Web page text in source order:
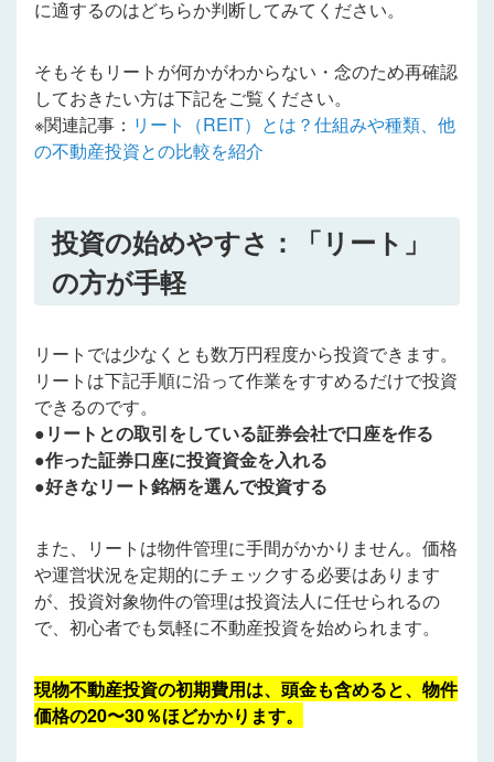
に適するのはどちらか判断してみてください。
そもそもリートが何かがわからない・念のため再確認
しておきたい方は下記をご覧ください。
※関連記事： リート（REIT）とは？仕組みや種類、他
の不動産投資との比較を紹介
投資の始めやすさ：「リート」
の方が手軽
リートでは少なくとも数万円程度から投資できます。
リートは下記手順に沿って作業をすすめるだけで投資
できるのです。
●リートとの取引をしている証券会社で口座を作る
●作った証券口座に投資資金を入れる
●好きなリート銘柄を選んで投資する
また、リートは物件管理に手間がかかりません。価格
や運営状況を定期的にチェックする必要はあります
が、投資対象物件の管理は投資法人に任せられるの
で、初心者でも気軽に不動産投資を始められます。
現物不動産投資の初期費用は、頭金も含めると、物件
価格の20〜30％ほどかかります。